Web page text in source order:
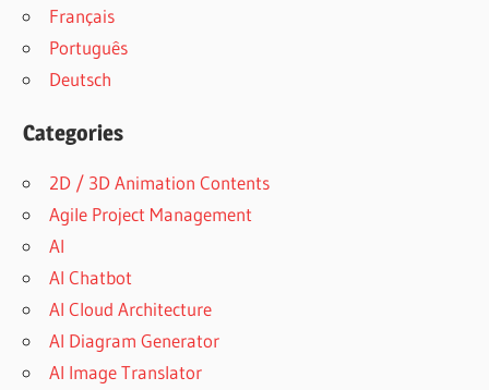
Français
Português
Deutsch
Categories
2D / 3D Animation Contents
Agile Project Management
AI
AI Chatbot
AI Cloud Architecture
AI Diagram Generator
AI Image Translator